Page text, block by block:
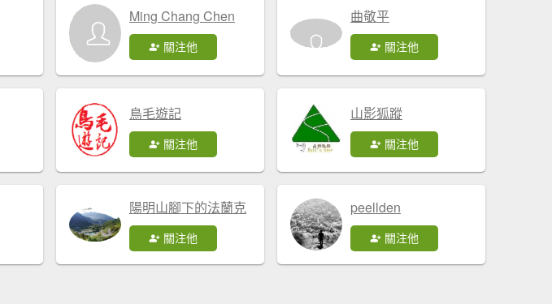
Ming Chang Chen
關注他
曲敬平
關注他
鳥毛遊記
關注他
山影狐蹤
關注他
陽明山腳下的法蘭克
關注他
peellden
關注他